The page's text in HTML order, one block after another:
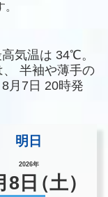
気温は 34℃。
半袖や薄手の
8月7日 20時発
明日
2026年
8 日（土）